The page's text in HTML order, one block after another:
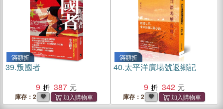
滿額折
39.叛國者
9
387
庫存：2
滿額折
40.太平洋廣場號返鄉記
9
342
庫存：2